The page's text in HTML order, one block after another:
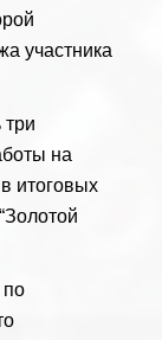
участника
три
на
итоговых
по